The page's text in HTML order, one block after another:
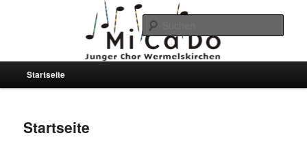
Junger Chor MiCaDo
Wermelskirchen
Zum
Inhalt
Zum
Inhalt
Startseite
Startseite